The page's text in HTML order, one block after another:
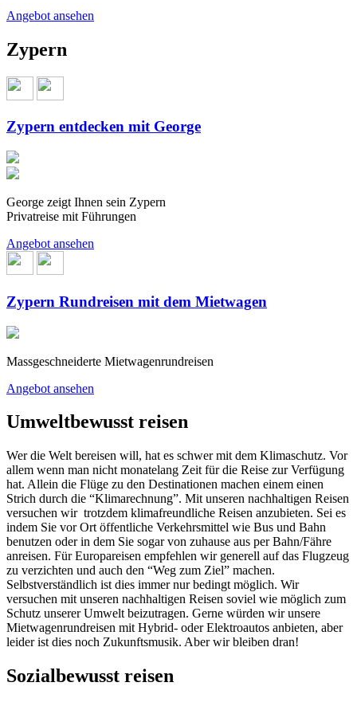
Angebot ansehen
Zypern
Zypern entdecken mit George
George zeigt Ihnen sein Zypern
Privatreise mit Führungen
Angebot ansehen
Zypern Rundreisen mit dem Mietwagen
Massgeschneiderte Mietwagenrundreisen
Angebot ansehen
Umweltbewusst reisen
Wer die Welt bereisen will, hat es schwer mit dem Klimaschutz. Vor
allem wenn man nicht monatelang Zeit für die Reise zur Verfügung
hat. Allein die Flüge zu den Destinationen machen einem einen
Strich durch die “Klimarechnung”. Mit unseren nachhaltigen Reisen
versuchen wir trotzdem klimafreundliche Reisen anzubieten. Sei es
indem Sie vor Ort öffentliche Verkehrsmittel wie Bus und Bahn
benutzen oder in dem Sie sogar von zuhause aus per Bahn/Fähre
anreisen. Für Europareisen empfehlen wir generell auf das Flugzeug
zu verzichten und auch den “Weg zum Ziel” machen.
Selbstverständlich ist dies immer nur bedingt möglich. Wir
versuchen mit unseren nachhaltigen Reisen soviel wie möglich zum
Schutz unserer Umwelt beizutragen. Gerne würden wir unsere
Mietwagenrundreisen mit Hybrid- oder Elektroautos anbieten, aber
leider ist dies noch Zukunftsmusik. Aber wir bleiben dran!
Sozialbewusst reisen